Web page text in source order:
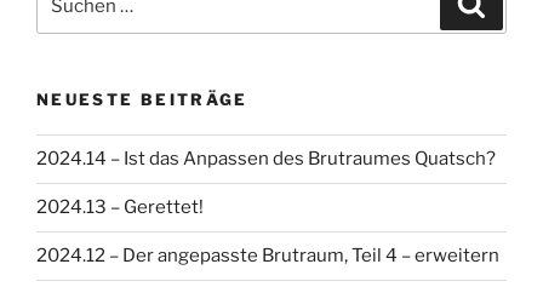
nach:
NEUESTE BEITRÄGE
2024.14 – Ist das Anpassen des Brutraumes Quatsch?
2024.13 – Gerettet!
2024.12 – Der angepasste Brutraum, Teil 4 – erweitern